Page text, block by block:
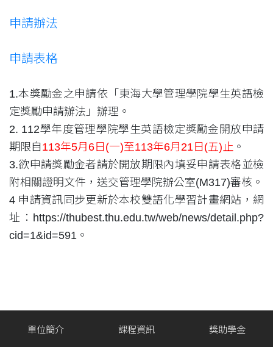
申請辦法
申請表格
1.本獎勵金之申請依「東海大學管理學院學生英語檢
定獎勵申請辦法」辦理。
2. 112學年度管理學院學生英語檢定獎勵金開放申請
期限自 113年5月6日(一)至113年6月21日(五)止 。
3.欲申請獎勵金者請於開放期限內填妥申請表格並檢
附相關證明文件，送交管理學院辦公室(M317)審核。
4 申請資訊同步更新於本校雙語化學習計畫網站，網
址：https://thubest.thu.edu.tw/web/news/detail.php?
cid=1&id=591。
單位簡介 課程資訊 獎助學金